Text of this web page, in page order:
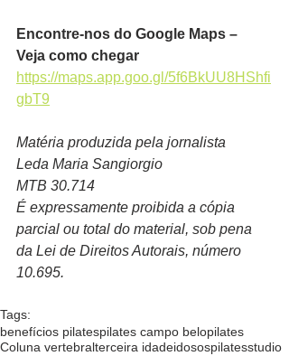
Encontre-nos do Google Maps –
Veja como chegar
https://maps.app.goo.gl/5f6BkUU8HShfi
gbT9
Matéria produzida pela jornalista
Leda Maria Sangiorgio
MTB 30.714
É expressamente proibida a cópia
parcial ou total do material, sob pena
da Lei de Direitos Autorais, número
10.695.
Tags:
benefícios pilatespilates campo belopilates
Coluna vertebralterceira idadeidosospilatesstudio